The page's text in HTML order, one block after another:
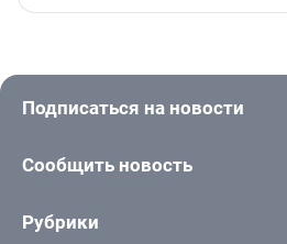
Подписаться на новости
Сообщить новость
Рубрики